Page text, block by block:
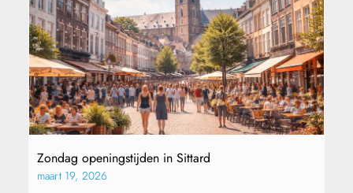
Zondag openingstijden in Sittard
maart 19, 2026